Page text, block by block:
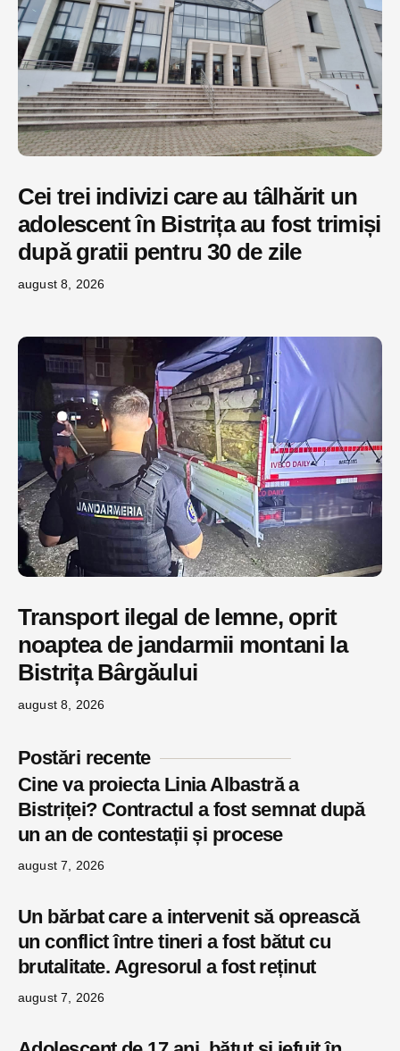
Cei trei indivizi care au tâlhărit un
adolescent în Bistrița au fost trimiși
după gratii pentru 30 de zile
august 8, 2026
Transport ilegal de lemne, oprit
noaptea de jandarmii montani la
Bistrița Bârgăului
august 8, 2026
Postări recente
Cine va proiecta Linia Albastră a
Bistriței? Contractul a fost semnat după
un an de contestații și procese
august 7, 2026
Un bărbat care a intervenit să oprească
un conflict între tineri a fost bătut cu
brutalitate. Agresorul a fost reținut
august 7, 2026